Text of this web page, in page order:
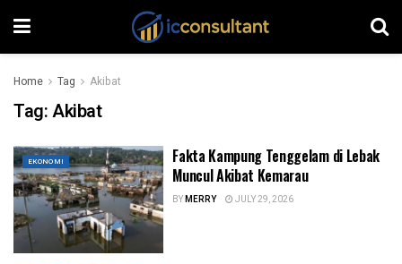
Home Tag Akibat
Tag:Akibat
EKONOMI
Fakta Kampung Tenggelam di Lebak
Muncul Akibat Kemarau
BYMERRY JULY 29, 2026